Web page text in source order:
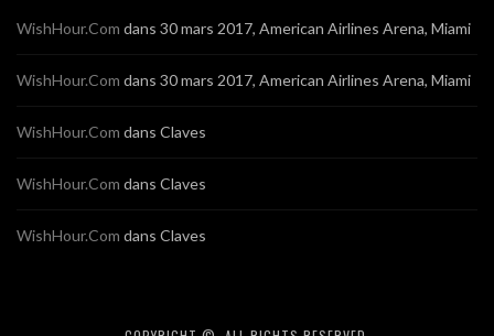
WishHour.Com dans 30 mars 2017, American Airlines Arena, Miami
WishHour.Com dans 30 mars 2017, American Airlines Arena, Miami
WishHour.Com dans Claves
WishHour.Com dans Claves
WishHour.Com dans Claves